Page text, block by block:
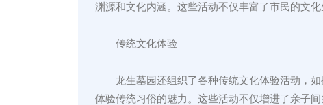
渊源和文化内涵。这些活动不仅丰富了市民的文
传统文化体验
龙生墓园还组织了各种传统文化体验活动，
体验传统习俗的魅力。这些活动不仅增进了亲子